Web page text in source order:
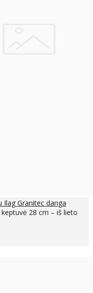
Ilag Granitec danga
28 cm – iš lieto